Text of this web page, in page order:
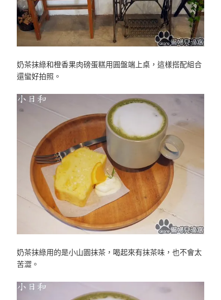
奶茶抹綠和橙香果肉磅蛋糕用圓盤端上桌，這樣搭配組合
還蠻好拍照。
奶茶抹綠用的是小山園抹茶，喝起來有抹茶味，也不會太
苦澀。